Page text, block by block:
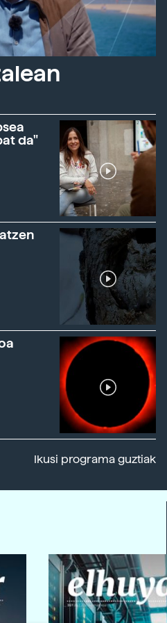
da"
Ikusi programa guztiak